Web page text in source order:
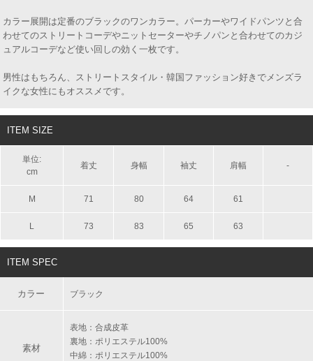
カラー展開は定番のブラックのワンカラー。パーカーやワイドパンツと合
わせてのストリートコーデやニットセーターやチノパンと合わせてのカジ
ュアルコーデなど使い回しの効く一枚です。
男性はもちろん、ストリートスタイル・韓国ファッション好きでメンズラ
イクな女性にもオススメです。
ITEM SIZE
単位:
cm
着丈 身幅 袖丈 肩幅 -
M 71 80 64 61
L 73 83 65 63
ITEM SPEC
カラー ブラック
素材
表地：合成皮革
裏地：ポリエステル100%
中綿：ポリエステル100%